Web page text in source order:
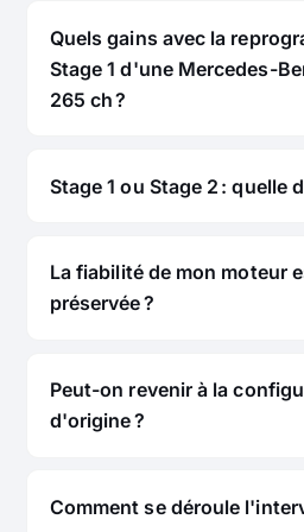
Quels gains avec la
Stage 1 d'une Mercedes-
265 ch ?
Stage 1 ou Stage 2 : quelle
La fiabilité de mon moteur
préservée ?
Peut-on revenir à la
d'origine ?
Comment se déroule